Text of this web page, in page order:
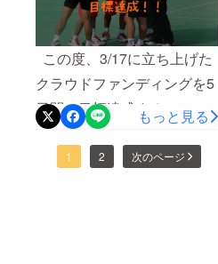
ジア人たちが自国で根付か
せようと頑張っています。
今回はそんな農村のソフト
テニス部へ指導へ行った時
のことを紹介します。 指導
の様子については以下の動
画で紹介しているので、ご
この度、3/17に立ち上げた
クラウドファンディングを5
日間で目標達成することが
できました！ Facebook、ツ
イッター、ブログを通して
もっと見る
1 2 次のページ